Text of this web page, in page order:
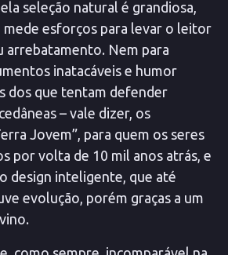
seleção natural é grandiosa,
mede esforços para levar o leitor
arrebatamento. Nem para
inatacáveis e humor
dos que tentam defender
– vale dizer, os
Jovem”, para quem os seres
por volta de 10 mil anos atrás, e
design inteligente, que até
evolução, porém graças a um